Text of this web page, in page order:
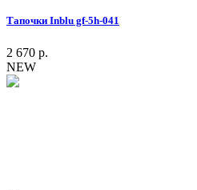
Тапочки Inblu gf-5h-041
2 670 р.
NEW